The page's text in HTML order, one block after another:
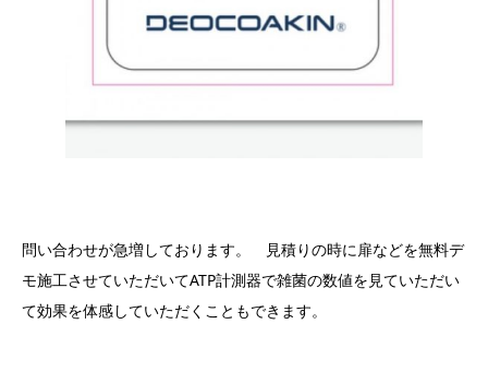
問い合わせが急増しております。 見積りの時に扉などを無料デ
モ施工させていただいてATP計測器で雑菌の数値を見ていただい
て効果を体感していただくこともできます。